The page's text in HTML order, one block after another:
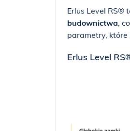
Erlus Level RS®
budownictwa,
parametry, które
Erlus Level